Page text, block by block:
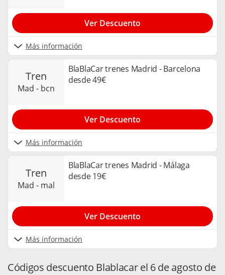
Más información
Ver Descuento
tren
mad - bcn
BlaBlaCar trenes Madrid - Barcelona
desde 49€
Más información
Ver Descuento
tren
mad - mal
BlaBlaCar trenes Madrid - Málaga
desde 19€
Más información
Ver Descuento
Códigos descuento Blablacar el 6 de agosto de